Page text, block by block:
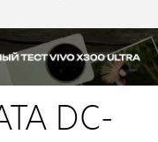
DC-